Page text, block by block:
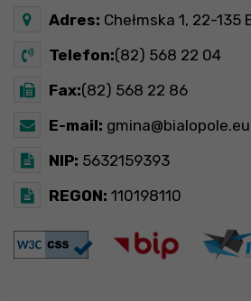
Adres: Chełmska 1, 22-135
Telefon:(82) 568 22 04
Fax:(82) 568 22 86
E-mail: gmina@bialopole.eu
NIP: 5632159393
REGON: 110198110